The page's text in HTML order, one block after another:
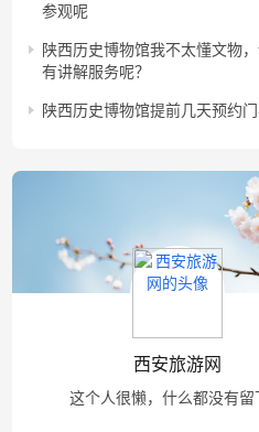
参观呢
陕西历史博物馆我不太懂文物
有讲解服务呢？
陕西历史博物馆提前几天预约门
西安旅游网
这个人很懒，什么都没有留